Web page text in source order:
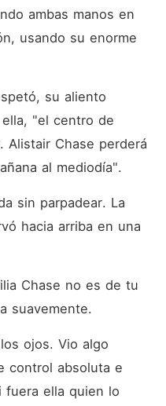
ambas manos en
usando su enorme
su aliento
"el centro de
Alistair Chase perderá
al mediodía".
sin parpadear. La
hacia arriba en una
Chase no es de tu
suavemente.
ojos. Vio algo
control absoluta e
fuera ella quien lo